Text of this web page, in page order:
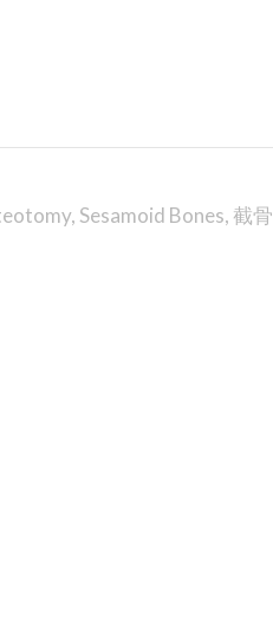
, Sesamoid Bones, 截骨